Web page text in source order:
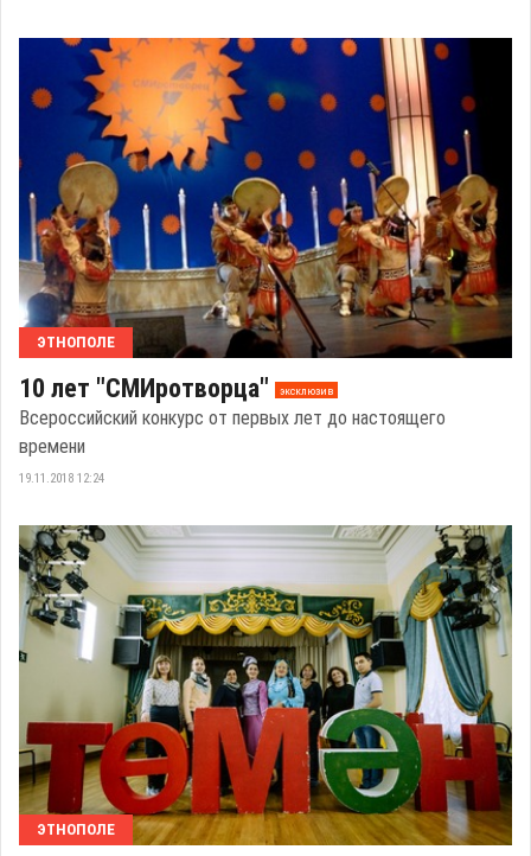
ЭТНОПОЛЕ
10 лет "СМИротворца" эксклюзив
Всероссийский конкурс от первых лет до настоящего
времени
19.11.2018 12:24
ЭТНОПОЛЕ